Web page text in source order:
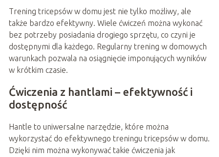
Trening tricepsów w domu jest nie tylko możliwy, ale
także bardzo efektywny. Wiele ćwiczeń można wykonać
bez potrzeby posiadania drogiego sprzętu, co czyni je
dostępnymi dla każdego. Regularny trening w domowych
warunkach pozwala na osiągnięcie imponujących wyników
w krótkim czasie.
Ćwiczenia z hantlami – efektywność i
dostępność
Hantle to uniwersalne narzędzie, które można
wykorzystać do efektywnego treningu tricepsów w domu.
Dzięki nim można wykonywać takie ćwiczenia jak